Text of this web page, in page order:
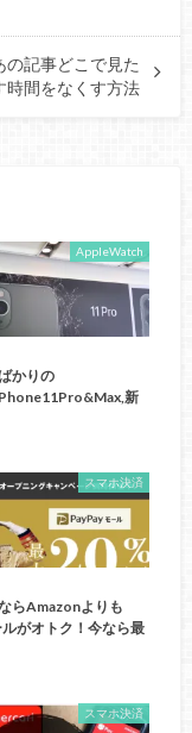
記事どこで見た
時間をなくす方法
AppleWatch
かりの
新
スマホ決済
らAmazonよりも
がオトク！今なら最
スマホ決済